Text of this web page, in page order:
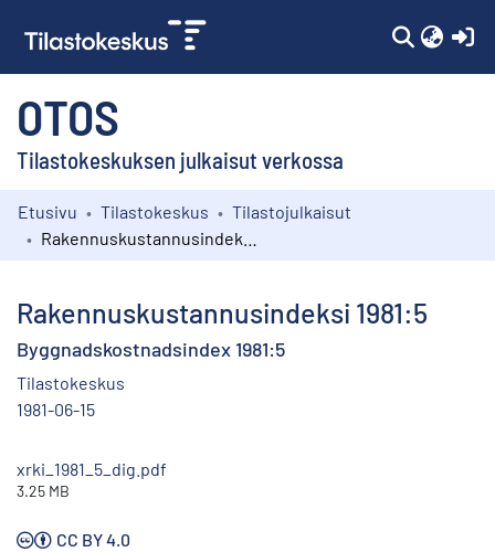
OTOS
Tilastokeskuksen julkaisut verkossa
Kokoelmat
Etusivu Tilastokeskus
Tilastojulkaisut
Rakennuskustannusindeksi 1981:5
Byggnadskostnadsindex 1981:5
Tilastokeskus
1981-06-15
xrki_1981_5_dig.pdf
3.25 MB
CC BY 4.0